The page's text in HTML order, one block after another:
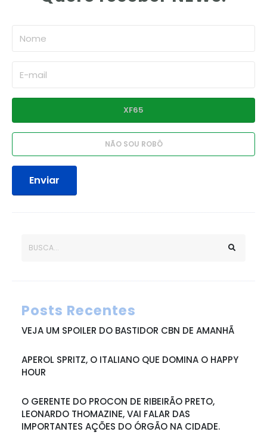
Enviar
Posts Recentes
VEJA UM SPOILER DO BASTIDOR CBN DE AMANHÃ
APEROL SPRITZ, O ITALIANO QUE DOMINA O HAPPY
HOUR
O GERENTE DO PROCON DE RIBEIRÃO PRETO,
LEONARDO THOMAZINE, VAI FALAR DAS
IMPORTANTES AÇÕES DO ÓRGÃO NA CIDADE.